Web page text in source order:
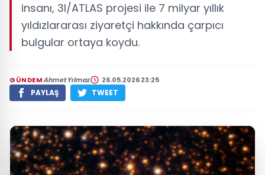
insanı, 3I/ATLAS projesi ile 7 milyar yıllık
yıldızlararası ziyaretçi hakkında çarpıcı
bulgular ortaya koydu.
GÜNDEMAhmet Yılmaz 26.05.2026 23:25
PAYLAŞ TWEET